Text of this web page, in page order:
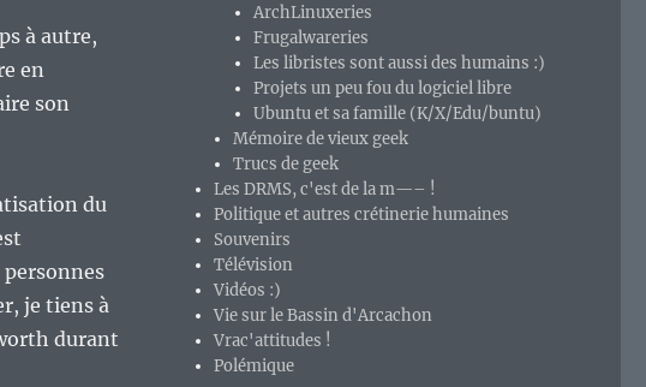
à autre,
en
son
du
personnes
je tiens à
durant
ArchLinuxeries
Frugalwareries
Les libristes sont aussi des humains :)
Projets un peu fou du logiciel libre
Ubuntu et sa famille (K/X/Edu/buntu)
Mémoire de vieux geek
Trucs de geek
Les DRMS, c'est de la m—– !
Politique et autres crétinerie humaines
Souvenirs
Télévision
Vidéos :)
Vie sur le Bassin d'Arcachon
Vrac'attitudes !
Polémique